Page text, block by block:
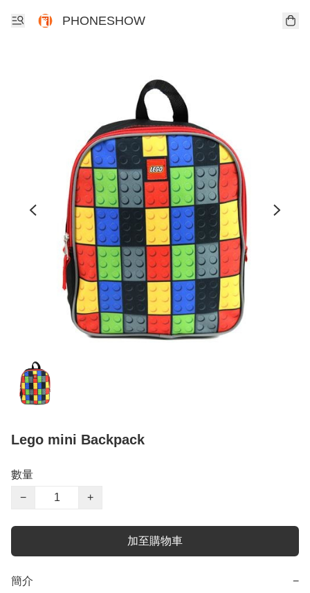
PHONESHOW
Lego mini Backpack
數量
−
+
加至購物車
簡介 −